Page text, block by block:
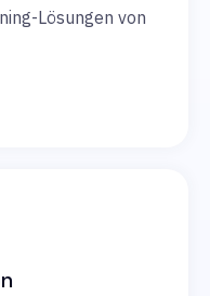
Lösungen von